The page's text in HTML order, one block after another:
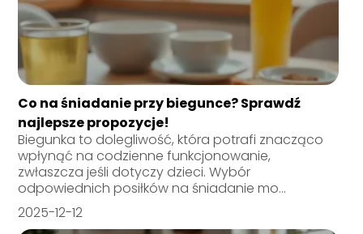
Co na śniadanie przy biegunce? Sprawdź
najlepsze propozycje!
Biegunka to dolegliwość, która potrafi znacząco
wpłynąć na codzienne funkcjonowanie,
zwłaszcza jeśli dotyczy dzieci. Wybór
odpowiednich posiłków na śniadanie mo...
2025-12-12